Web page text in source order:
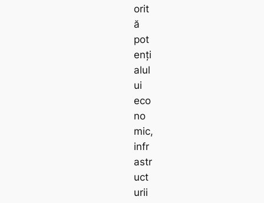
orit
ă
pot
enți
alul
ui
eco
no
mic,
infr
astr
uct
urii